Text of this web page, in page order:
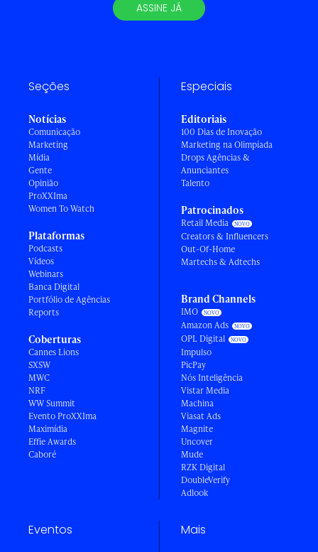
ASSINE JÁ
Seções
Notícias
Comunicação
Marketing
Mídia
Gente
Opinião
ProXXIma
Women To Watch
Plataformas
Podcasts
Vídeos
Webinars
Banca Digital
Portfólio de Agências
Reports
Coberturas
Cannes Lions
SXSW
MWC
NRF
WW Summit
Evento ProXXIma
Maximídia
Effie Awards
Caboré
Especiais
Editoriais
100 Dias de Inovação
Marketing na Olimpíada
Drops Agências &
Anunciantes
Talento
Patrocinados
Retail Media
Creators & Influencers
Out-Of-Home
Martechs & Adtechs
Brand Channels
IMO
Amazon Ads
OPL Digital
Impulso
PicPay
Nós Inteligência
Vistar Media
Machina
Viasat Ads
Magnite
Uncover
Mude
RZK Digital
DoubleVerify
Adlook
Eventos Mais